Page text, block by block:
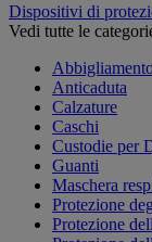
Dispositivi di
Vedi tutte le
Anticaduta
Calzature
Caschi
Custodie per
Guanti
Maschera
Protezione
Protezione